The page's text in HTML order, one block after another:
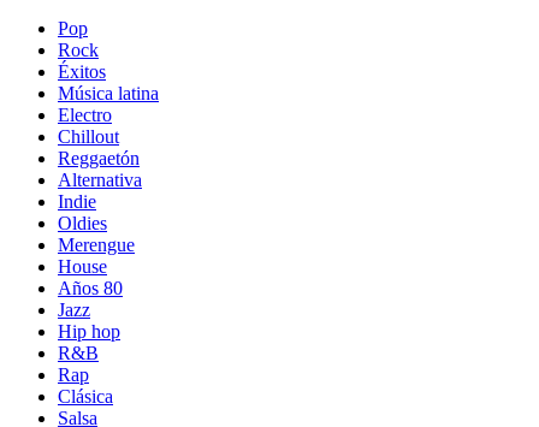
Pop
Rock
Éxitos
Música latina
Electro
Chillout
Reggaetón
Alternativa
Indie
Oldies
Merengue
House
Años 80
Jazz
Hip hop
R&B
Rap
Clásica
Salsa